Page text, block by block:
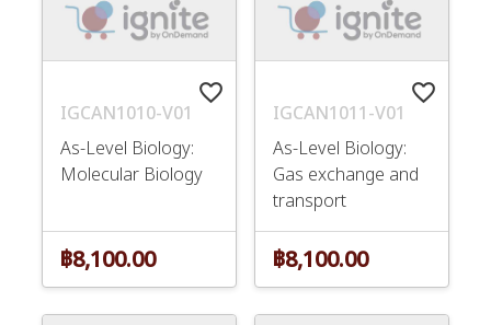
เข้าสู่ระบบ
ลงทะเบียน favorite_border
IGCAN1010-V01
As-Level Biology:
Molecular Biology
฿8,100.00
favorite_border
IGCAN1011-V01
As-Level Biology:
Gas exchange and
transport
฿8,100.00